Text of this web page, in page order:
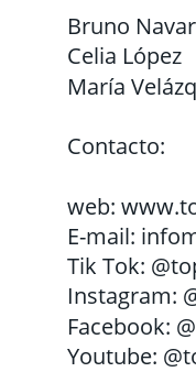
Bruno
Celia López
María
Contacto:
web:
E-mail:
Tik Tok:
Instagram:
Facebook:
Youtube: